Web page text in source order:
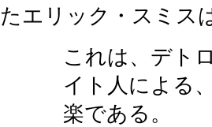
たエリック・スミス
これは、デト
イト人による
楽である。